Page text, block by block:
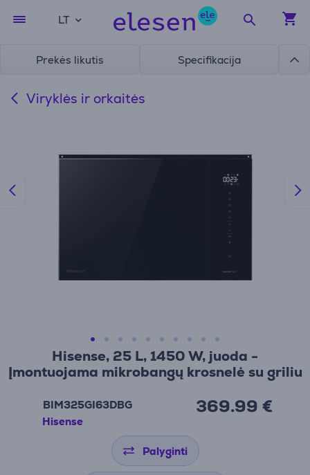
LT
Prekės likutis Specifikacija
Viryklės ir orkaitės
Hisense, 25 L, 1450 W, juoda -
Įmontuojama mikrobangų krosnelė su griliu
BIM325GI63DBG
Hisense
369.99 €
Palyginti